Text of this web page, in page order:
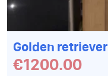
Golden retriever
€1200.00